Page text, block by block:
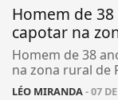
Homem de
capotar na
Homem de 38
na zona rural de
LÉO MIRANDA- 07